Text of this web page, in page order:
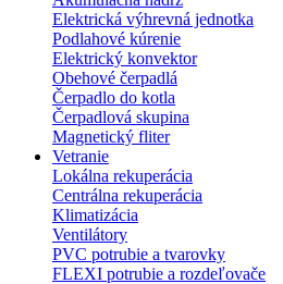
Elektrická výhrevná jednotka
Podlahové kúrenie
Elektrický konvektor
Obehové čerpadlá
Čerpadlo do kotla
Čerpadlová skupina
Magnetický fliter
Vetranie
Lokálna rekuperácia
Centrálna rekuperácia
Klimatizácia
Ventilátory
PVC potrubie a tvarovky
FLEXI potrubie a rozdeľovače